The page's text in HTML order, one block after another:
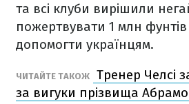
та всі клуби вирішили
пожертвувати 1 млн фунтів
допомогти українцям.
ЧИТАЙТЕ ТАКОЖ
Тренер Челсі
за вигуки прізвища